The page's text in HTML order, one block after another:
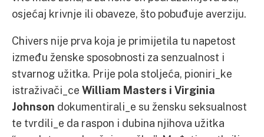
osjećaj krivnje ili obaveze, što pobuđuje averziju.
Chivers nije prva koja je primijetila tu napetost
između ženske sposobnosti za senzualnost i
stvarnog užitka. Prije pola stoljeća, pioniri_ke
istraživači_ce William Masters i Virginia
Johnson dokumentirali_e su žensku seksualnost
te tvrdili_e da raspon i dubina njihova užitka